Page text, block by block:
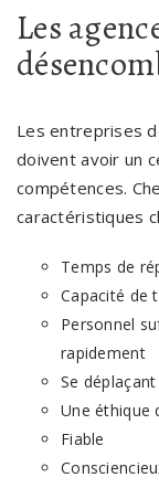
Les
Les entreprises
doivent avoir un
compétences.
caractéristiques
Temps de
Capacité de
Personnel
rapidement
Se
Une éthique
Fiable